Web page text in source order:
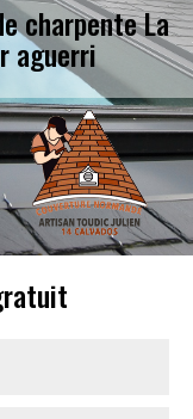
charpente La
aguerri